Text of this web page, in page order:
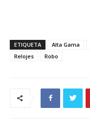
ETIQUETA Alta Gama
Relojes
Robo